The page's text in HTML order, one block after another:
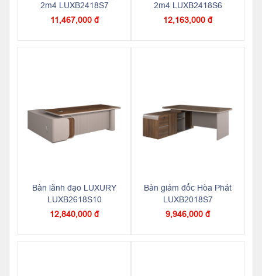
2m4 LUXB2418S7
11,467,000 đ
2m4 LUXB2418S6
12,163,000 đ
Bàn lãnh đạo LUXURY
LUXB2618S10
12,840,000 đ
Bàn giám đốc Hòa Phát
LUXB2018S7
9,946,000 đ